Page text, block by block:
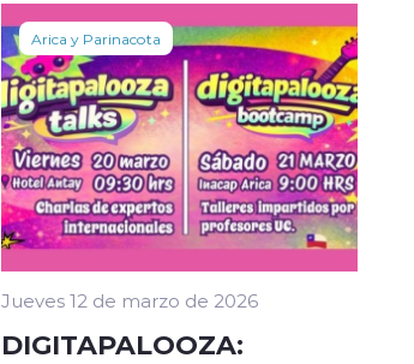
Arica y Parinacota
Jueves 12 de marzo de 2026
DIGITAPALOOZA: